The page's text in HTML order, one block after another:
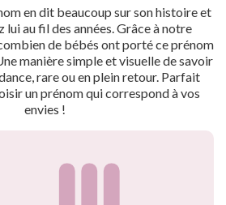
en dit beaucoup sur son histoire et
lui au fil des années. Grâce à notre
de bébés ont porté ce prénom
manière simple et visuelle de savoir
rare ou en plein retour. Parfait
un prénom qui correspond à vos
envies !